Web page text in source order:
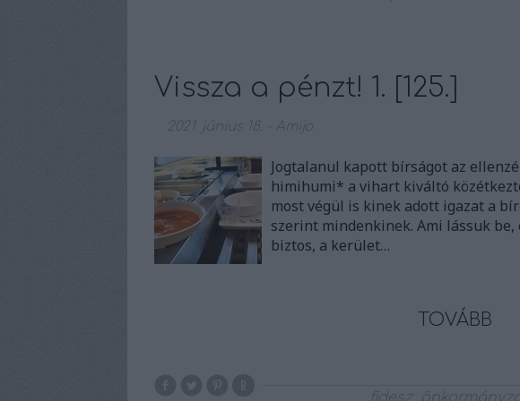
Vissza a pénzt! 1. [125.]
2021. június 18. Amijo
Jogtalanul kapott bírságot az
himihumi* a vihart kiváltó
most végül is kinek adott igazat a
szerint mindenkinek. Ami lássuk be,
biztos, a kerület…
TOVÁBB
fidesz